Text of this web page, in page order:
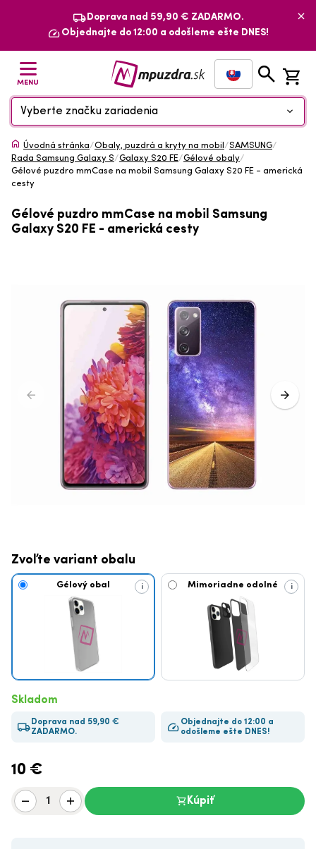
Doprava nad 59,90 € ZADARMO.
Objednajte do 12:00 a odošleme ešte DNES!
MENU
Vyberte značku zariadenia
Úvodná stránka/Obaly, puzdrá a kryty na mobil /SAMSUNG/
Rada Samsung Galaxy S/Galaxy S20 FE/Gélové obaly/
Gélové puzdro mmCase na mobil Samsung Galaxy S20 FE - americká
cesty
Gélové puzdro mmCase na mobil Samsung
Galaxy S20 FE - americká cesty
Zvoľte variant obalu
Gélový obal i Mimoriadne odolné i
Skladom
Doprava nad 59,90 €
ZADARMO.
Objednajte do 12:00 a
odošleme ešte DNES!
10 €
Kúpiť